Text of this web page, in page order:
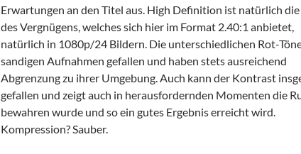
Erwartungen an den Titel aus. High Definition ist natürlich die
des Vergnügens, welches sich hier im Format 2.40:1 anbietet,
natürlich in 1080p/24 Bildern. Die unterschiedlichen Rot-
sandigen Aufnahmen gefallen und haben stets ausreichend
Abgrenzung zu ihrer Umgebung. Auch kann der Kontrast
gefallen und zeigt auch in herausfordernden Momenten die
bewahren wurde und so ein gutes Ergebnis erreicht wird.
Kompression? Sauber.